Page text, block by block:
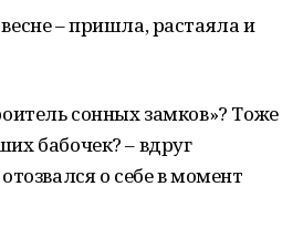
– пришла, растаяла и
сонных замков»? Тоже
бабочек? – вдруг
о себе в момент